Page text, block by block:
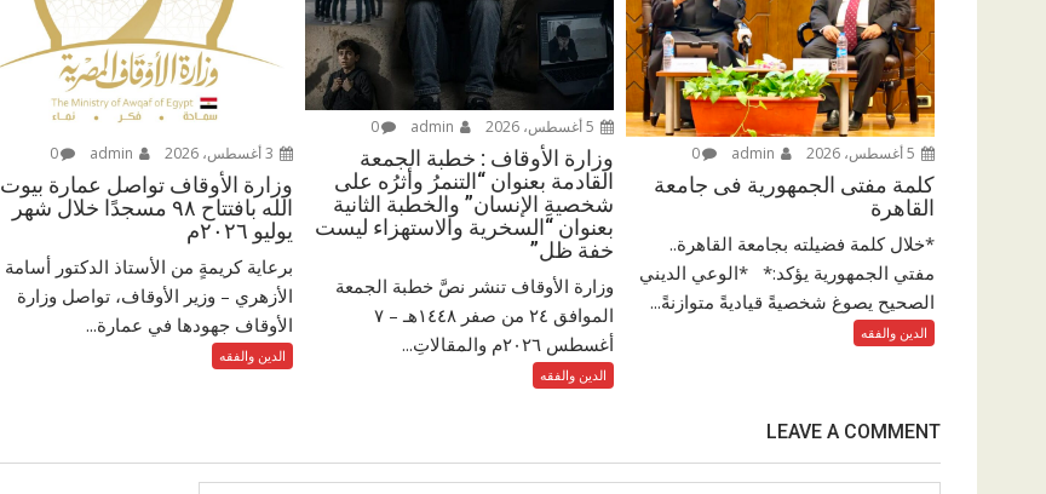
0
كلمة مفتى الجمهورية فى جامعة
القاهرة
*خلال كلمة فضيلته بجامعة القاهرة..
مفتي الجمهورية يؤكد:* *الوعي الديني
الصحيح يصوغ شخصيةً قياديةً متوازنةً...
الدين والفقه
0
وزارة الأوقاف : خطبة الجمعة
القادمة بعنوان “التنمرُ وأثرُه على
شخصيةِ الإنسان” والخطبة الثانية
بعنوان “السخرية والاستهزاء ليست
خفة ظل”
وزارة الأوقاف تنشر نصَّ خطبة الجمعة
الموافق ٢٤ من صفر ١٤٤٨هـ – ‏٧
أغسطس ٢٠٢٦م والمقالاتِ...
الدين والفقه
0
وزارة الأوقاف تواصل عمارة بيوت
الله بافتتاح ٩٨ مسجدًا خلال شهر
يوليو ٢٠٢٦م
برعاية كريمةٍ من الأستاذ الدكتور أسامة
الأزهري – وزير الأوقاف، تواصل وزارة
الأوقاف جهودها في عمارة...
الدين والفقه
LEAVE A COMMENT